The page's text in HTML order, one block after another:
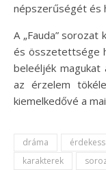
népszerűségét és
A „Fauda”
és összetettsége
beleéljék
az érzelem
kiemelkedővé a
dráma
karakterek